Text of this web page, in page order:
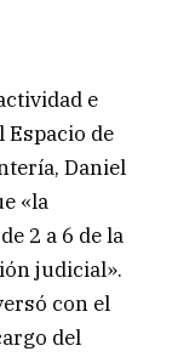
e
Espacio de
Daniel
«la
2 a 6 de la
judicial».
con el
del